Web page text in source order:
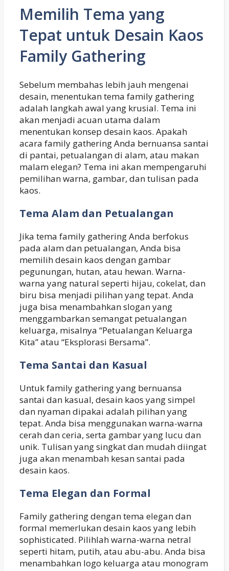
Memilih Tema yang
Tepat untuk Desain Kaos
Family Gathering
Sebelum membahas lebih jauh mengenai
desain, menentukan tema family gathering
adalah langkah awal yang krusial. Tema ini
akan menjadi acuan utama dalam
menentukan konsep desain kaos. Apakah
acara family gathering Anda bernuansa santai
di pantai, petualangan di alam, atau makan
malam elegan? Tema ini akan mempengaruhi
pemilihan warna, gambar, dan tulisan pada
kaos.
Tema Alam dan Petualangan
Jika tema family gathering Anda berfokus
pada alam dan petualangan, Anda bisa
memilih desain kaos dengan gambar
pegunungan, hutan, atau hewan. Warna-
warna yang natural seperti hijau, cokelat, dan
biru bisa menjadi pilihan yang tepat. Anda
juga bisa menambahkan slogan yang
menggambarkan semangat petualangan
keluarga, misalnya “Petualangan Keluarga
Kita” atau “Eksplorasi Bersama”.
Tema Santai dan Kasual
Untuk family gathering yang bernuansa
santai dan kasual, desain kaos yang simpel
dan nyaman dipakai adalah pilihan yang
tepat. Anda bisa menggunakan warna-warna
cerah dan ceria, serta gambar yang lucu dan
unik. Tulisan yang singkat dan mudah diingat
juga akan menambah kesan santai pada
desain kaos.
Tema Elegan dan Formal
Family gathering dengan tema elegan dan
formal memerlukan desain kaos yang lebih
sophisticated. Pilihlah warna-warna netral
seperti hitam, putih, atau abu-abu. Anda bisa
menambahkan logo keluarga atau monogram